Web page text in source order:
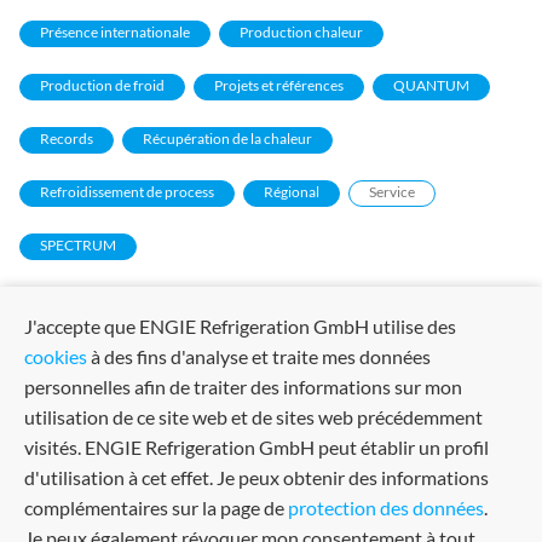
Présence internationale Production chaleur
Production de froid Projets et références QUANTUM
Records Récupération de la chaleur
Refroidissement de process Régional Service
SPECTRUM
J'accepte que ENGIE Refrigeration GmbH utilise des
cookiesà des fins d'analyse et traite mes données
personnelles afin de traiter des informations sur mon
utilisation de ce site web et de sites web précédemment
visités. ENGIE Refrigeration GmbH peut établir un profil
d'utilisation à cet effet. Je peux obtenir des informations
complémentaires sur la page de protection des données.